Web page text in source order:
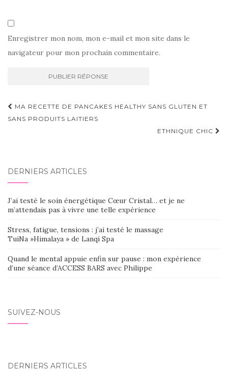
Enregistrer mon nom, mon e-mail et mon site dans le
navigateur pour mon prochain commentaire.
Navigation
d'article
MA RECETTE DE PANCAKES HEALTHY SANS GLUTEN ET
SANS PRODUITS LAITIERS
ETHNIQUE CHIC
DERNIERS ARTICLES
J’ai testé le soin énergétique Cœur Cristal… et je ne
m’attendais pas à vivre une telle expérience
Stress, fatigue, tensions : j’ai testé le massage
TuiNa »Himalaya » de Lanqi Spa
Quand le mental appuie enfin sur pause : mon expérience
d’une séance d’ACCESS BARS avec Philippe
SUIVEZ-NOUS
DERNIERS ARTICLES